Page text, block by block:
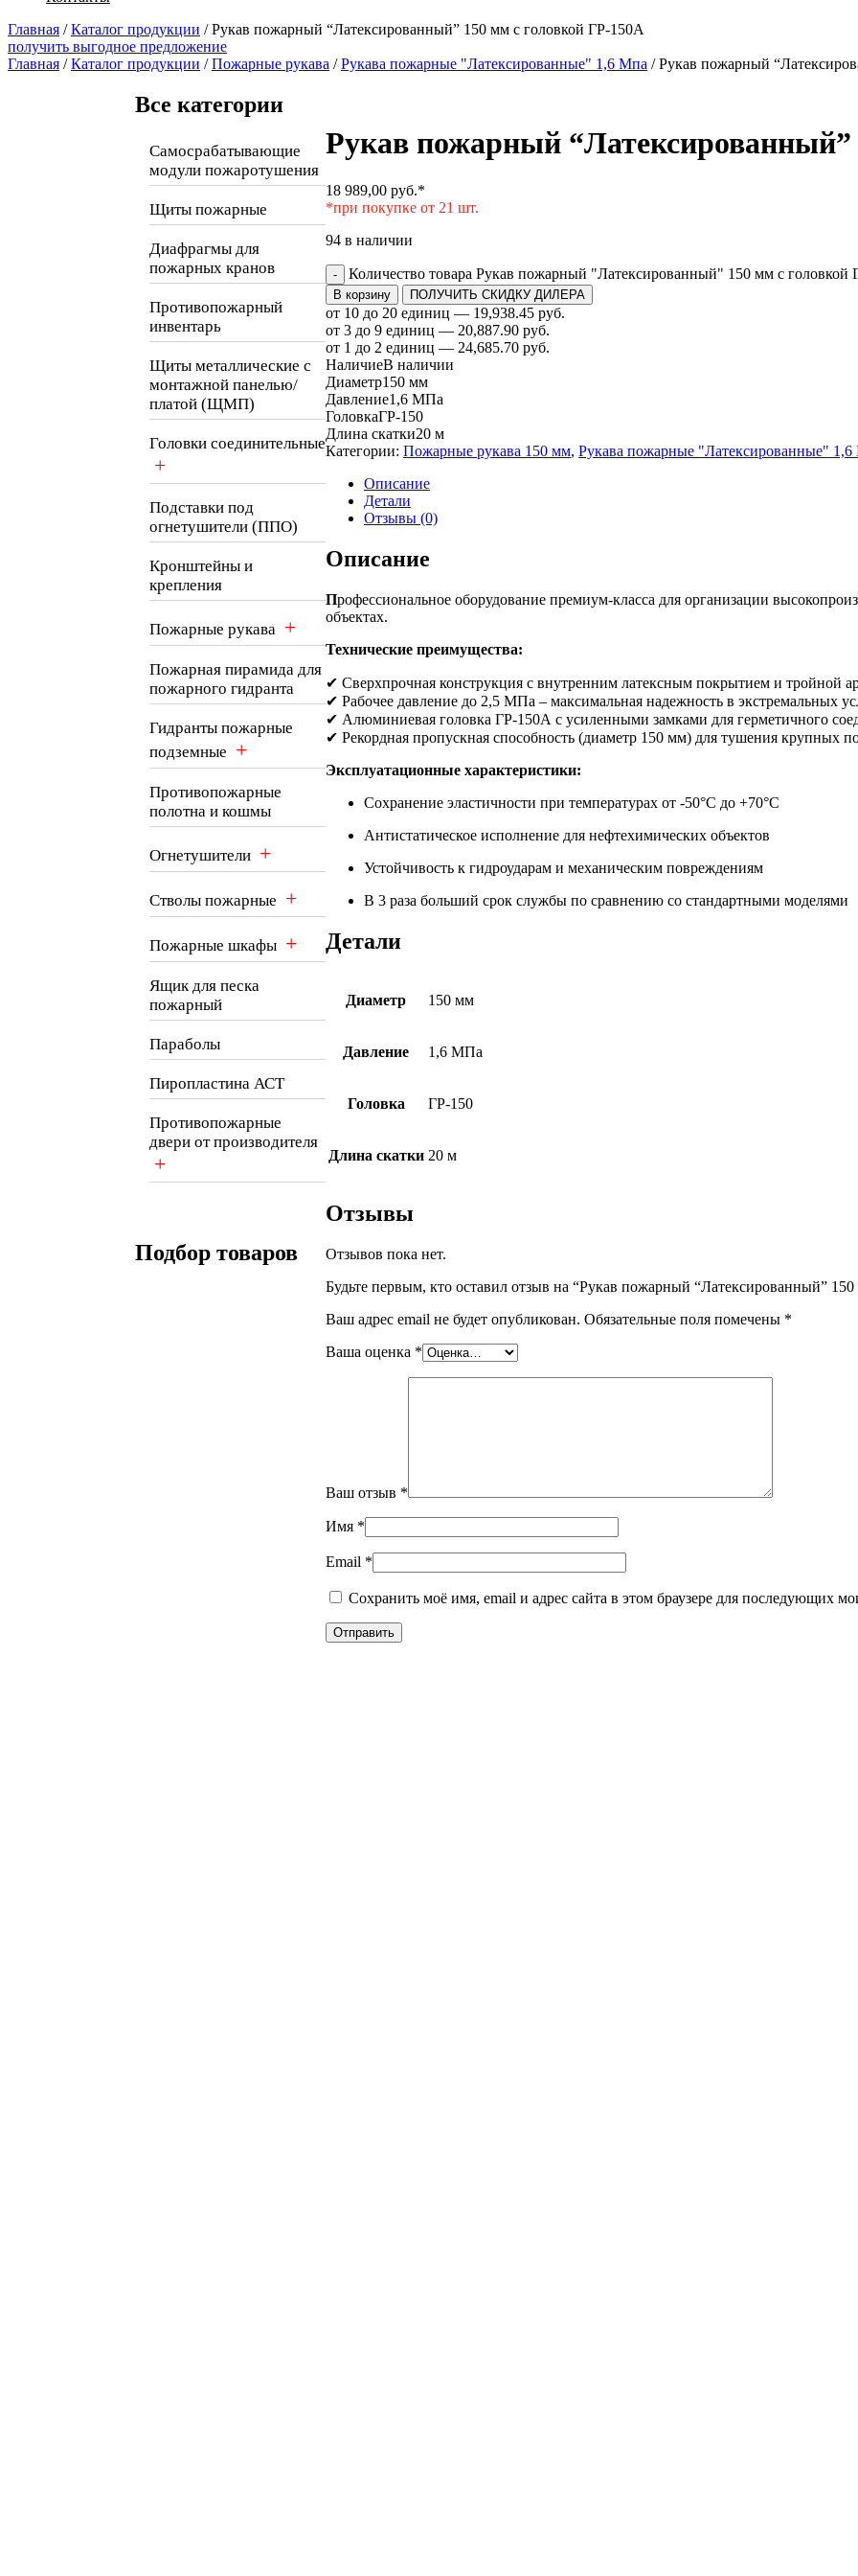
Главная /Каталог продукции /Рукав пожарный “Латексированный” 150 мм с головкой ГР-150А
получить выгодное предложение
Главная /Каталог продукции /Пожарные рукава /Рукава пожарные "Латексированные" 1,6 Мпа / Рукав пожарный
Все категории
Самосрабатывающие
модули пожаротушения
Щиты пожарные
Диафрагмы для
пожарных кранов
Противопожарный
инвентарь
Щиты металлические с
монтажной панелью/
платой (ЩМП)
Головки соединительные
+
Подставки под
огнетушители (ППО)
Кронштейны и
крепления
Пожарные рукава +
Пожарная пирамида для
пожарного гидранта
Гидранты пожарные
подземные +
Противопожарные
полотна и кошмы
Огнетушители +
Стволы пожарные +
Пожарные шкафы +
Ящик для песка
пожарный
Параболы
Пиропластина АСТ
Противопожарные
двери от производителя
+
Подбор товаров
Рукав пожарный
18 989,00 руб.*
*при покупке от 21 шт.
94 в наличии
- Количество товара Рукав пожарный "Латексированный" 150 мм с головкой
В корзину
ПОЛУЧИТЬ СКИДКУ ДИЛЕРА
от 10 до 20 единиц — 19,938.45 руб.
от 3 до 9 единиц — 20,887.90 руб.
от 1 до 2 единиц — 24,685.70 руб.
НаличиеВ наличии
Диаметр150 мм
Давление1,6 МПа
ГоловкаГР-150
Длина скатки20 м
Категории: Пожарные рукава 150 мм, Рукава пожарные "Латексированные"
Описание
Детали
Отзывы (0)
Описание
Профессиональное оборудование премиум-класса для организации
объектах.
Технические преимущества:
✔ Сверхпрочная конструкция с внутренним латексным покрытием и тройной
✔ Рабочее давление до 2,5 МПа – максимальная надежность в экстремальных
✔ Алюминиевая головка ГР-150А с усиленными замками для герметичного
✔ Рекордная пропускная способность (диаметр 150 мм) для тушения крупных
Эксплуатационные характеристики:
Сохранение эластичности при температурах от -50°C до +70°C
Антистатическое исполнение для нефтехимических объектов
Устойчивость к гидроударам и механическим повреждениям
В 3 раза больший срок службы по сравнению со стандартными моделями
Детали
Диаметр 150 мм
Давление 1,6 МПа
Головка ГР-150
Длина скатки 20 м
Отзывы
Отзывов пока нет.
Будьте первым, кто оставил отзыв на “Рукав пожарный “Латексированный”
Ваш адрес email не будет опубликован. Обязательные поля помечены *
Ваша оценка *
Ваш отзыв *
Имя *
Email *
Сохранить моё имя, email и адрес сайта в этом браузере для последующих